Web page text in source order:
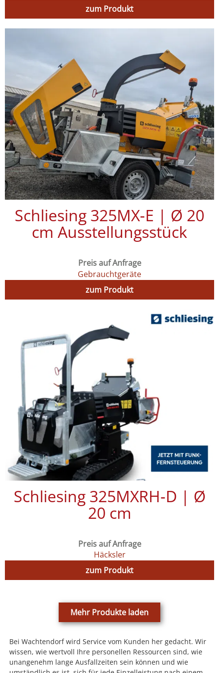
zum Produkt
Schliesing 325MX‑E | Ø 20
cm Ausstellungsstück
Preis auf Anfrage
Gebrauchtgeräte
zum Produkt
Schliesing 325MXRH‑D | Ø
20 cm
Preis auf Anfrage
Häcksler
zum Produkt
Mehr Produkte laden
Bei Wachtendorf wird Service vom Kunden her gedacht. Wir
wissen, wie wertvoll Ihre personellen Ressourcen sind, wie
unangenehm lange Ausfallzeiten sein können und wie